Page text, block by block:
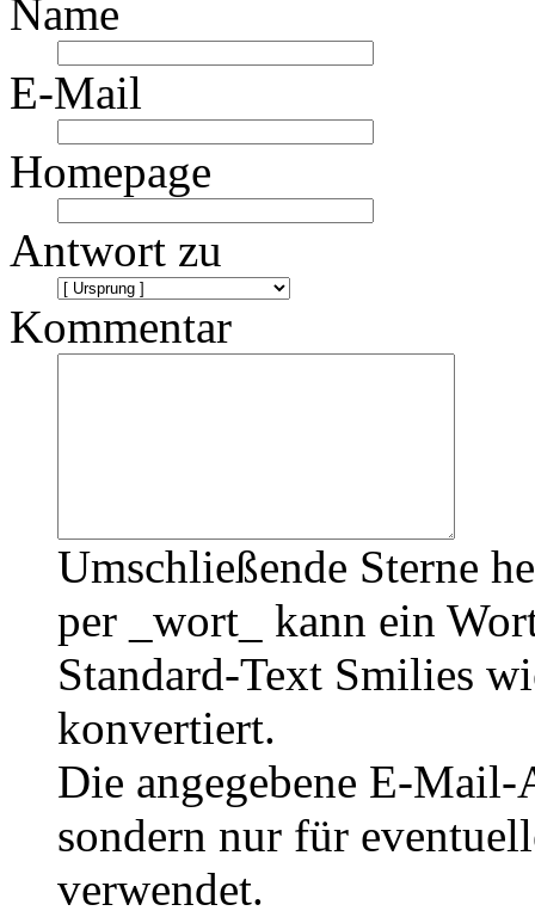
Name
E-Mail
Homepage
Antwort zu
Kommentar
Umschließende Sterne
per _wort_ kann ein
Standard-Text Smilies
konvertiert.
Die angegebene E-
sondern nur für
verwendet.